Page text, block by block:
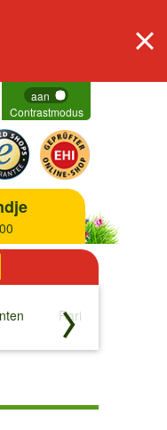
aan
Contrastmodus
Rariteiten
↓